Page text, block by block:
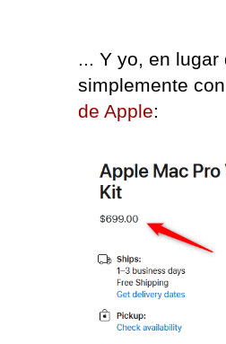
... Y yo, en
simplemente
de Apple: